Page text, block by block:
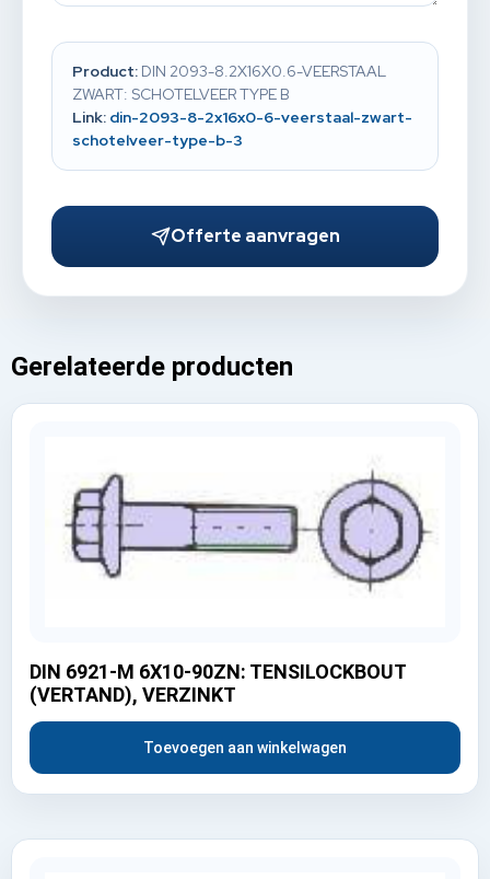
Product: DIN 2093-8.2X16X0.6-VEERSTAAL
ZWART: SCHOTELVEER TYPE B
Link: din-2093-8-2x16x0-6-veerstaal-zwart-
schotelveer-type-b-3
Offerte aanvragen
Gerelateerde producten
DIN 6921-M 6X10-90ZN: TENSILOCKBOUT
(VERTAND), VERZINKT
Toevoegen aan winkelwagen